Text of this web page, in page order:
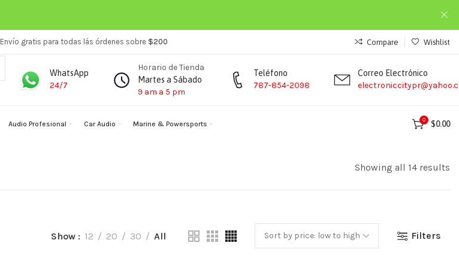
Envío gratis para todas lás órdenes sobre $200 Compare Wishlist
WhatsApp
24/7
Horario de Tienda
Martes a Sábado
9 am a 5 pm
Teléfono
787-854-2098
Correo Electrónico
Audio Profesional Car Audio Marine & Powersports 0 $0.00
Showing all 14 results
Show 12 20 30 All Filters